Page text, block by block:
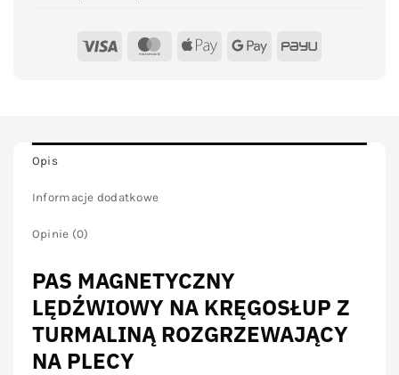
Visa MasterCard
Apple
Google PayU
Opis
Informacje dodatkowe
Opinie (0)
PAS MAGNETYCZNY
LĘDŹWIOWY NA KRĘGOSŁUP Z
TURMALINĄ ROZGRZEWAJĄCY
NA PLECY